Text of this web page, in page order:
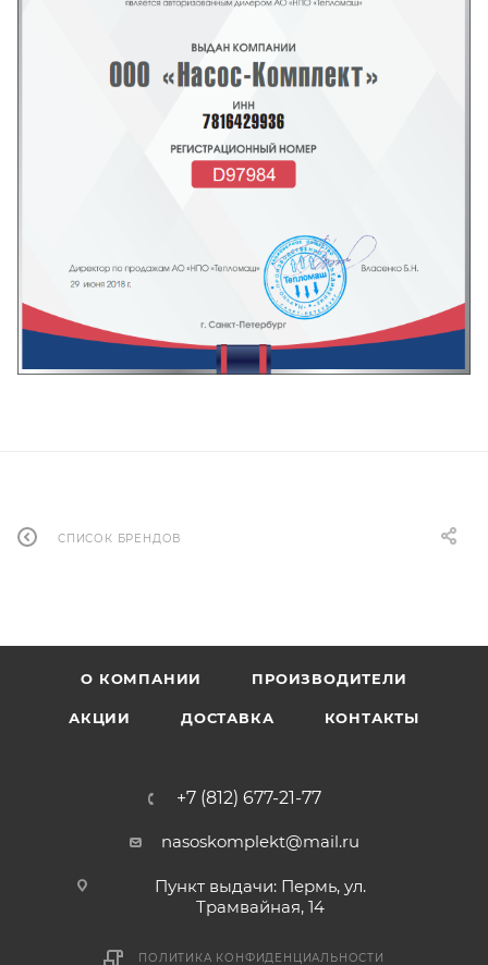
СПИСОК БРЕНДОВ
О КОМПАНИИ ПРОИЗВОДИТЕЛИ
АКЦИИ ДОСТАВКА КОНТАКТЫ
+7 (812) 677-21-77
nasoskomplekt@mail.ru
Пункт выдачи: Пермь, ул.
Трамвайная, 14
ПОЛИТИКА КОНФИДЕНЦИАЛЬНОСТИ